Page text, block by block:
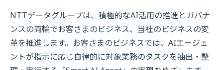
NTTデータグループは、積極的なAI活用の推進とガバナ
ンスの両輪でお客さまのビジネス、当社のビジネスの変
革を推進します。お客さまのビジネスでは、AIエージェ
ントが指示に応じ自律的に対象業務のタスクを抽出・整